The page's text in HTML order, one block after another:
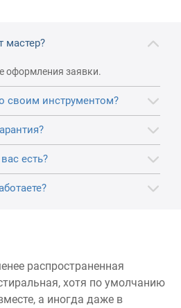
мастер?
оформления заявки.
своим инструментом?
есть?
распространенная
хотя по умолчанию
а иногда даже в